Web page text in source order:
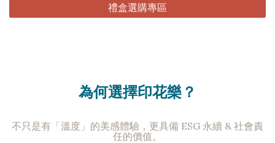
禮盒選購專區
為何選擇印花樂？
不只是有「溫度」的美感體驗，更具備 ESG 永續 & 社會責
任的價值。